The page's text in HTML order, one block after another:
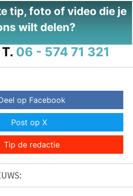
tip, foto of video die je
wilt delen?
T. 06 - 574 71 321
op Facebook
Post op X
Tip de redactie